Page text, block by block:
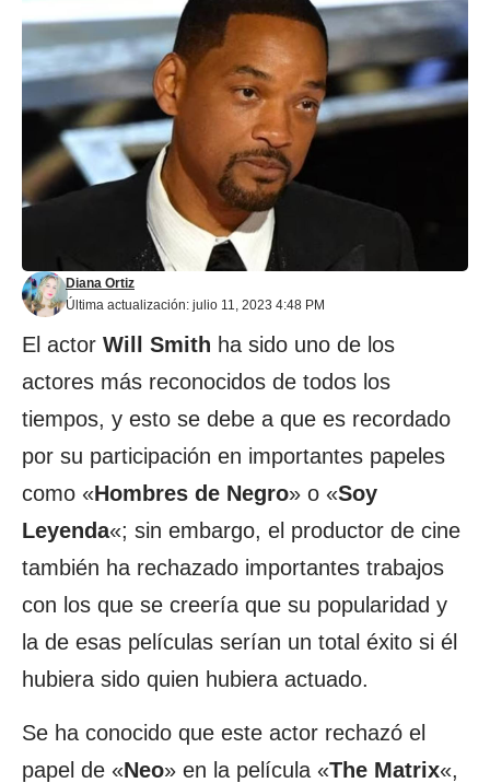
Última actualización: julio 11, 2023 4:48 PM
Diana Ortiz
El actor Will Smith ha sido uno de los
actores más reconocidos de todos los
tiempos, y esto se debe a que es recordado
por su participación en importantes papeles
como «Hombres de Negro» o «Soy
Leyenda«; sin embargo, el productor de cine
también ha rechazado importantes trabajos
con los que se creería que su popularidad y
la de esas películas serían un total éxito si él
hubiera sido quien hubiera actuado.
Se ha conocido que este actor rechazó el
papel de «Neo» en la película «The Matrix«,